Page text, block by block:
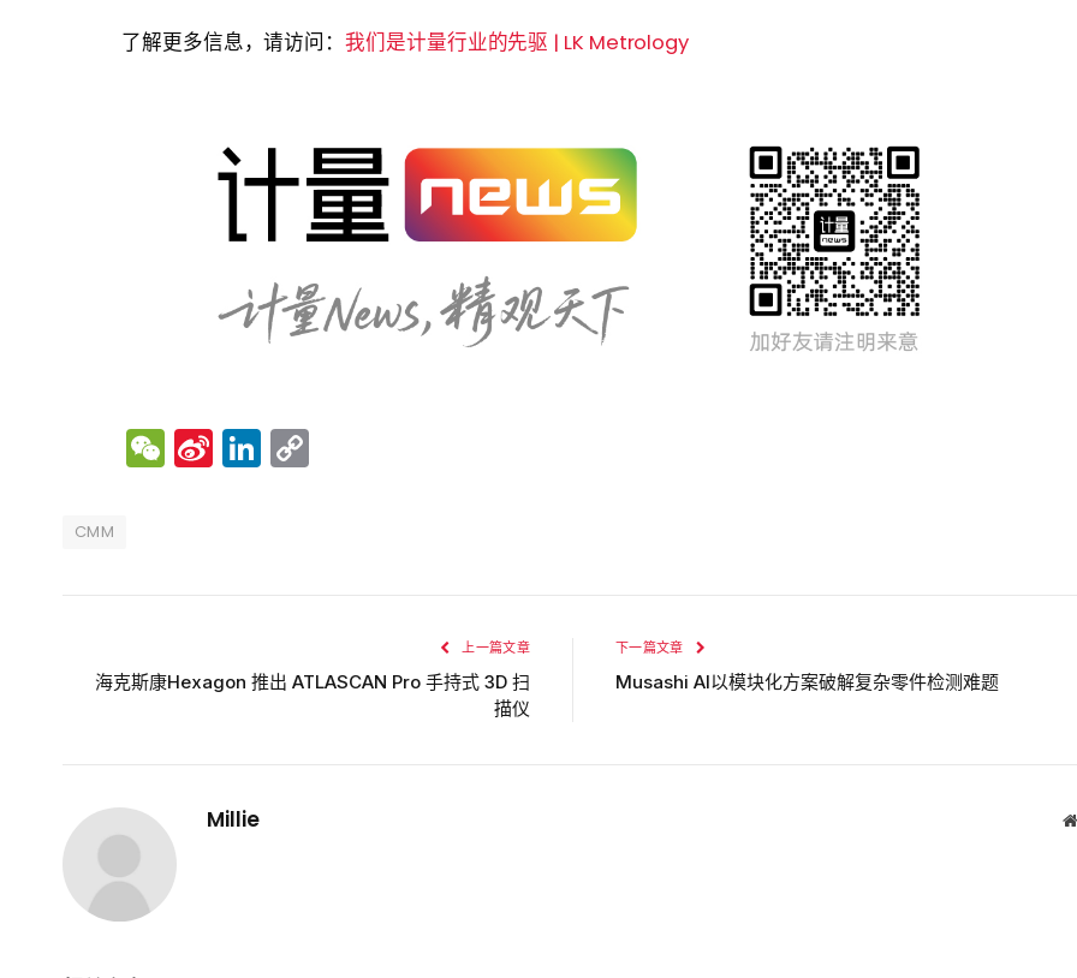
了解更多信息，请访问：我们是计量行业的先驱 | LK Metrology
WeChat
Sina
Weibo
LinkedIn
CMM
上一篇文章
​​海克斯康Hexagon 推出 ATLASCAN Pro 手持式 3D 扫
描仪
下一篇文章
Musashi AI以模块化方案破解复杂零件检测难题​
Millie